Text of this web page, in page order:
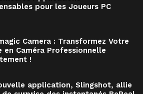
pour les Joueurs PC
Camera : Transformez Votre
en Caméra Professionnelle
!
application, Slingshot, allie